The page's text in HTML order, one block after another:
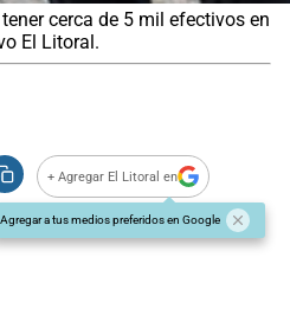
cerca de 5 mil efectivos en
El Litoral.
+ Agregar El Litoral en
Agregar a tus medios preferidos en Google